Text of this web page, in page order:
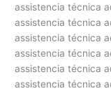
assistencia técnica
assistencia técnica
assistencia técnica
assistencia técnica
assistencia técnica
assistencia técnica